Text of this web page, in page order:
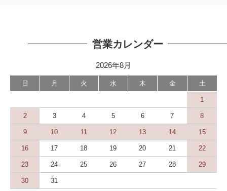
営業カレンダー
2026年8月
日 月 火 水 木 金 土
1
2 3 4 5 6 7 8
9 10 11 12 13 14 15
16 17 18 19 20 21 22
23 24 25 26 27 28 29
30 31